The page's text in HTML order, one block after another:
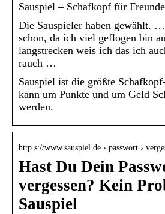
Sauspiel – Schafkopf für Freunde
Die Sauspieler haben gewählt.
schon, da ich viel geflogen bin
langstrecken weis ich das ich
rauch …
Sauspiel ist die größte
kann um Punkte und um Geld
werden.
http s://www.sauspiel.de › passwort ›
Hast Du Dein
vergessen? Kein
Sauspiel